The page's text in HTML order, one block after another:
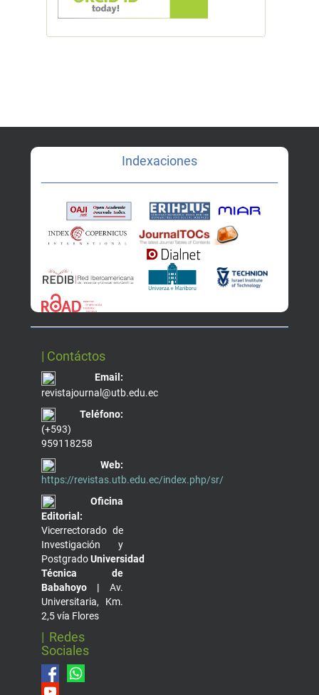
Indexaciones
| Contáctos
Email:
revistajournal@utb.edu.ec
Teléfono:
(+593)
959118258
Web:
https://revistas.utb.edu.ec/index.php/sr/
Oficina
Editorial:
Vicerrectorado de
Investigación y
PostgradoUniversidad
Técnica de
Babahoyo | Av.
Universitaria, Km.
2,5 vía Flores
| Redes
Sociales